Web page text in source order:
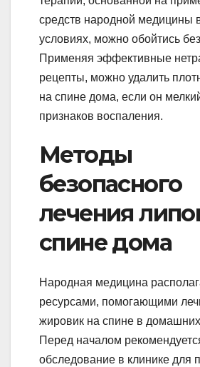
средств народной медицины
условиях, можно обойтись
Применяя эффективные
рецепты, можно удалить
на спине дома, если он
признаков воспаления.
Методы
безопасного
лечения
спине дома
Народная медицина
ресурсами, помогающими
жировик на спине в
Перед началом
обследование в клинике для